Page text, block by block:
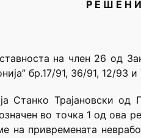
Р Е Ш Е Н
на член 26 од
бр.17/91, 36/91, 12/93
Станко Трајановски
во точка 1 од ова
на привремената